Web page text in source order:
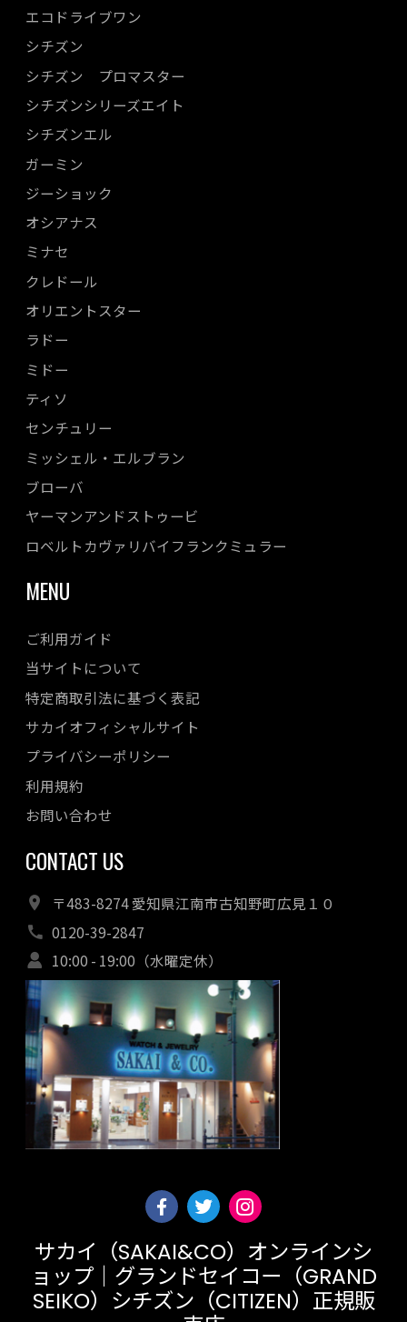
エコドライブワン
シチズン
シチズン プロマスター
シチズンシリーズエイト
シチズンエル
ガーミン
ジーショック
オシアナス
ミナセ
クレドール
オリエントスター
ラドー
ミドー
ティソ
センチュリー
ミッシェル・エルブラン
ブローバ
ヤーマンアンドストゥービ
ロベルトカヴァリバイフランクミュラー
MENU
ご利用ガイド
当サイトについて
特定商取引法に基づく表記
サカイオフィシャルサイト
プライバシーポリシー
利用規約
お問い合わせ
CONTACT US
〒483-8274 愛知県江南市古知野町広見１０
0120-39-2847
10:00 - 19:00（水曜定休）
サカイ（SAKAI&CO）オンラインシ
ョップ｜グランドセイコー（GRAND
SEIKO）シチズン（CITIZEN）正規販